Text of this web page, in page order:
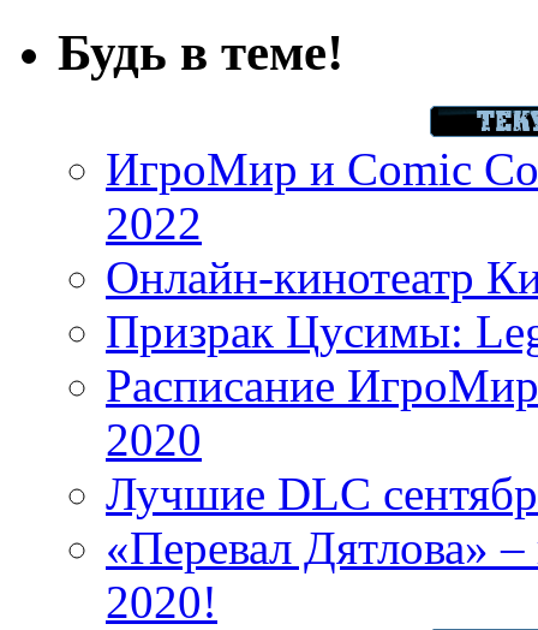
Будь в теме!
ИгроМир и Comic
2022
Онлайн-кинотеатр
Призрак Цусимы:
Расписание
2020
Лучшие DLC
«Перевал Дятлова»
2020!